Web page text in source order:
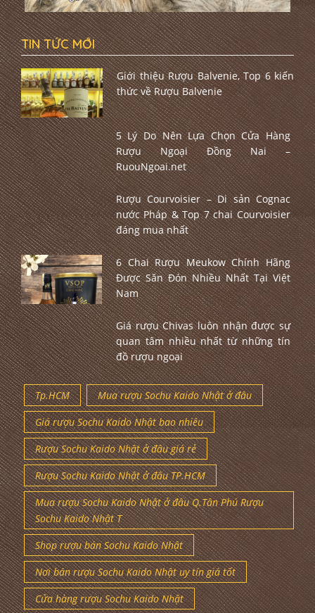
TIN TỨC MỚI
Giới thiệu Rượu Balvenie, Top 6 kiến
thức về Rượu Balvenie
5 Lý Do Nên Lựa Chọn Cửa Hàng
Rượu Ngoại Đồng Nai –
RuouNgoai.net
Rượu Courvoisier – Di sản Cognac
nước Pháp & Top 7 chai Courvoisier
đáng mua nhất
6 Chai Rượu Meukow Chính Hãng
Được Săn Đón Nhiều Nhất Tại Việt
Nam
Giá rượu Chivas luôn nhận được sự
quan tâm nhiều nhất từ những tín
đồ rượu ngoại
Tp.HCM
Mua rượu Sochu Kaido Nhật ở đâu
Giá rượu Sochu Kaido Nhật bao nhiêu
Rượu Sochu Kaido Nhật ở đâu giá rẻ
Rượu Sochu Kaido Nhật ở đâu TP.HCM
Mua rượu Sochu Kaido Nhật ở đâu Q.Tân Phú Rượu
Sochu Kaido Nhật T
Shop rượu bán Sochu Kaido Nhật
Nơi bán rượu Sochu Kaido Nhật uy tín giá tốt
Cửa hàng rượu Sochu Kaido Nhật